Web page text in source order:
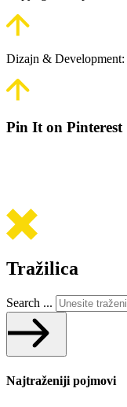
Dizajn & Development:
Pin It on Pinterest
Tražilica
Search ...
Najtraženiji pojmovi